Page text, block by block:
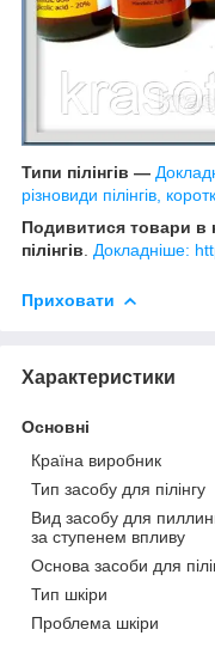
Типи пілінгів —
різновиди пілінгів,
Подивитися товари в
пілінгів
Докладніше:
Приховати
Характеристики
Основні
Країна виробник
Тип засобу для пілінгу
Вид засобу для
за ступенем впливу
Основа засоби для
Тип шкіри
Проблема шкіри